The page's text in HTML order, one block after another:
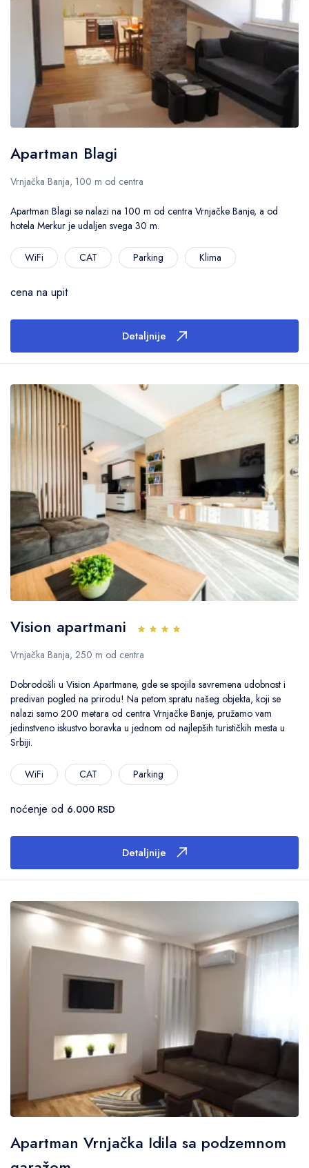
Apartman Blagi
Vrnjačka Banja, 100 m od centra
Apartman Blagi se nalazi na 100 m od centra Vrnjačke Banje, a od
hotela Merkur je udaljen svega 30 m.
WiFi CAT Parking Klima
cena na upit
Detaljnije
Vision apartmani
Vrnjačka Banja, 250 m od centra
Dobrodošli u Vision Apartmane, gde se spojila savremena udobnost i
predivan pogled na prirodu! Na petom spratu našeg objekta, koji se
nalazi samo 200 metara od centra Vrnjačke Banje, pružamo vam
jedinstveno iskustvo boravka u jednom od najlepših turističkih mesta u
Srbiji.
WiFi CAT Parking
noćenje od 6.000 RSD
Detaljnije
Apartman Vrnjačka Idila sa podzemnom